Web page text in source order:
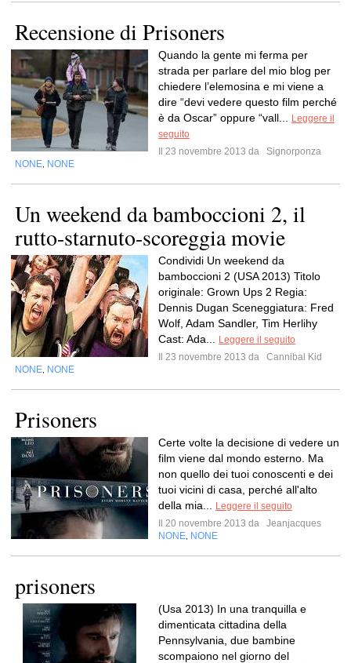
Recensione di Prisoners
Quando la gente mi ferma per
strada per parlare del mio blog per
chiedere l’elemosina e mi viene a
dire “devi vedere questo film perché
è da Oscar” oppure “vall...
Leggere il
seguito
Il 23 novembre 2013 da
Signorponza
NONE NONE
Un weekend da bamboccioni 2, il
rutto-starnuto-scoreggia movie
Condividi Un weekend da
bamboccioni 2 (USA 2013) Titolo
originale: Grown Ups 2 Regia:
Dennis Dugan Sceneggiatura: Fred
Wolf, Adam Sandler, Tim Herlihy
Cast: Ada...
Leggere il seguito
Il 23 novembre 2013 da
Cannibal Kid
NONE NONE
Prisoners
Certe volte la decisione di vedere un
film viene dal mondo esterno. Ma
non quello dei tuoi conoscenti e dei
tuoi vicini di casa, perché all'alto
della mia...
Leggere il seguito
Il 20 novembre 2013 da
Jeanjacques
NONE NONE
prisoners
(Usa 2013) In una tranquilla e
dimenticata cittadina della
Pennsylvania, due bambine
scompaiono nel giorno del